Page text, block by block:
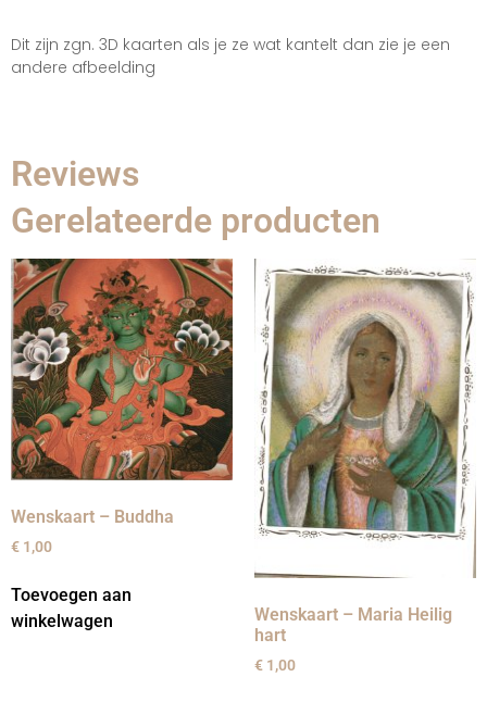
Dit zijn zgn. 3D kaarten als je ze wat kantelt dan zie je een
andere afbeelding
Reviews
Gerelateerde producten
Wenskaart – Buddha
€ 1,00
Toevoegen aan
winkelwagen
Wenskaart – Maria Heilig
hart
€ 1,00